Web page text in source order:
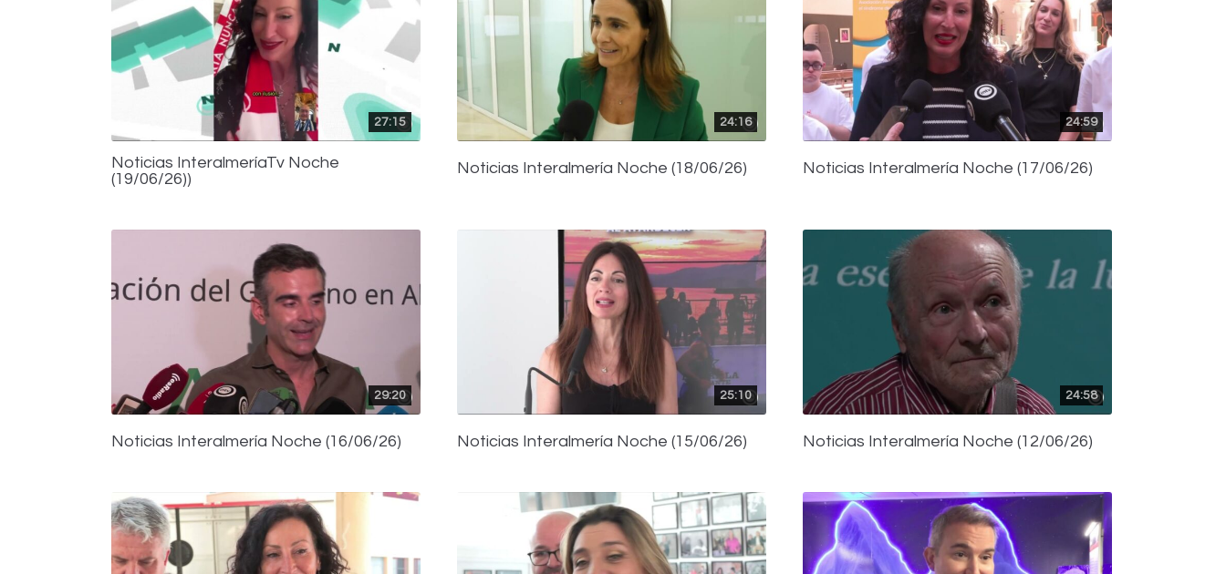
27:15
Noticias InteralmeríaTv Noche
(19/06/26))
24:16
Noticias Interalmería Noche (18/06/26)
24:59
Noticias Interalmería Noche (17/06/26)
29:20
Noticias Interalmería Noche (16/06/26)
25:10
Noticias Interalmería Noche (15/06/26)
24:58
Noticias Interalmería Noche (12/06/26)